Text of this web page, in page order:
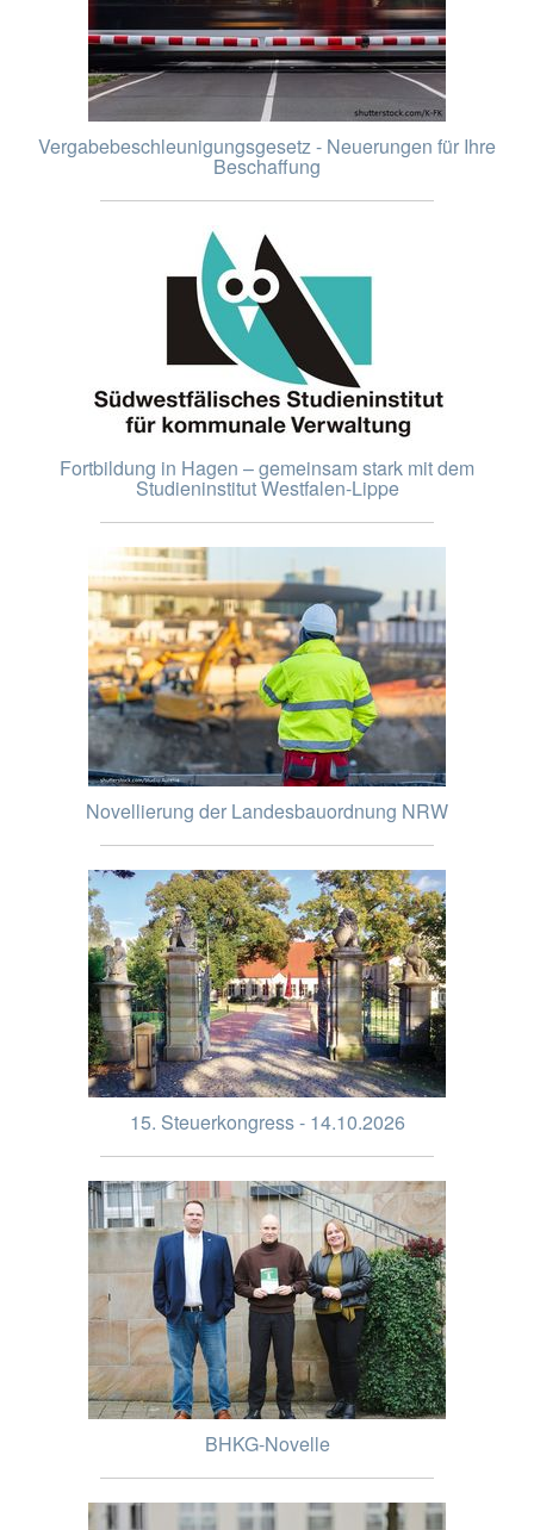
Vergabebeschleunigungsgesetz - Neuerungen für Ihre
Beschaffung
Fortbildung in Hagen – gemeinsam stark mit dem
Studieninstitut Westfalen-Lippe
Novellierung der Landesbauordnung NRW
15. Steuerkongress - 14.10.2026
BHKG-Novelle